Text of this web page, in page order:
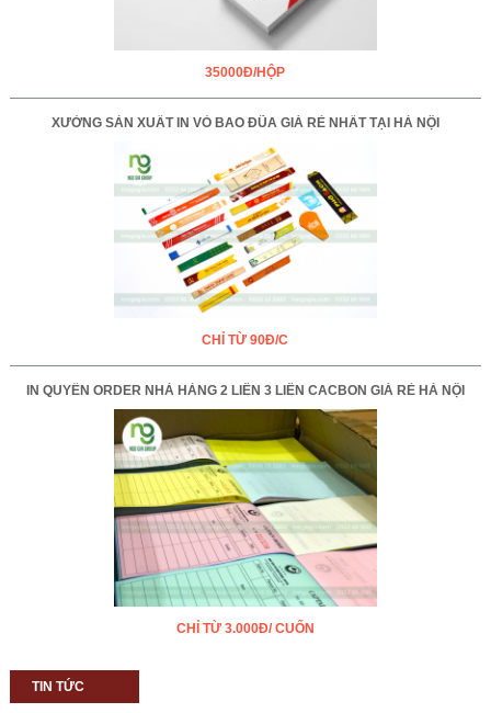
35000Đ/HỘP
XƯỞNG SẢN XUẤT IN VỎ BAO ĐŨA GIÁ RẺ NHẤT TẠI HÀ NỘI
CHỈ TỪ 90Đ/C
IN QUYỂN ORDER NHÀ HÀNG 2 LIÊN 3 LIÊN CACBON GIÁ RẺ HÀ NỘI
CHỈ TỪ 3.000Đ/ CUỐN
TIN TỨC